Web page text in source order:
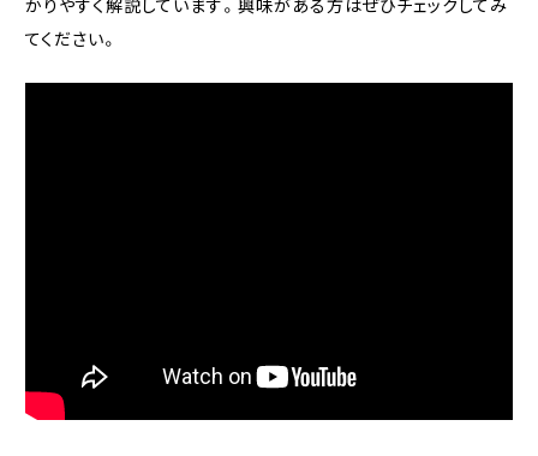
てください。